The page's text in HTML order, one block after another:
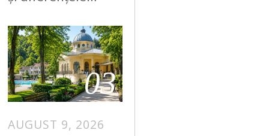
03
AUGUST 9, 2026